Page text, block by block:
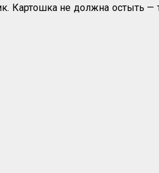
Картошка не должна остыть —